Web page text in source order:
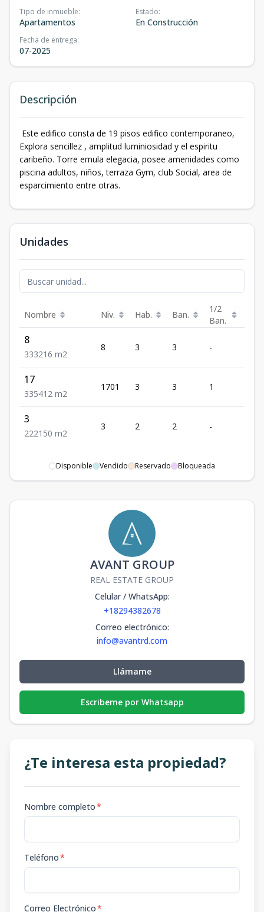
Tipo de inmueble:
Apartamentos
Estado:
En Construcción
Fecha de entrega:
07-2025
Descripción
Este edifico consta de 19 pisos edifico contemporaneo,
Explora sencillez , amplitud luminiosidad y el espiritu
caribeño. Torre emula elegacia, posee amenidades como
piscina adultos, niños, terraza Gym, club Social, area de
esparcimiento entre otras.
Unidades
Nombre Niv. Hab. Ban.
1/2
Ban.
8
333216 m2
8 3 3 -
17
335412 m2
1701 3 3 1
3
222150 m2
3 2 2 -
Disponible Vendido Reservado Bloqueada
AVANT GROUP
REAL ESTATE GROUP
Celular / WhatsApp:
+18294382678
Correo electrónico:
info@avantrd.com
Llámame
Escribeme por Whatsapp
¿Te interesa esta propiedad?
Nombre completo*
Teléfono*
Correo Electrónico*